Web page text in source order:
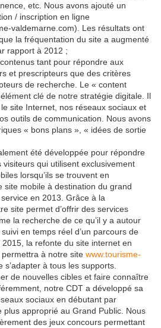
etc. Nous avons ajouté un
/ inscription en ligne
valdemarne.com). Les résultats ont
la fréquentation du site a augmenté
rapport à 2012 ;
tant pour répondre aux
et prescripteurs que des critères
de recherche. Le « content
clé de notre stratégie digitale. Il
le site Internet, nos réseaux sociaux et
outils de communication. Nous avons
« bons plans », « idées de sortie
été développée pour répondre
visiteurs qui utilisent exclusivement
lorsqu’ils se trouvent en
site mobile à destination du grand
en 2013. Grâce à la
site permet d’offrir des services
la recherche de ce qu’il y a autour
en temps réel d’un parcours de
la refonte du site internet en
à notre site www.tourisme-
s’adapter à tous les supports.
de nouvelles cibles et faire connaître
notre CDT a développé sa
sociaux en débutant par
plus approprié au Grand Public. Nous
des jeux concours permettant